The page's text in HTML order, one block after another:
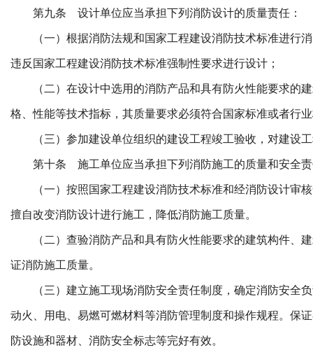
第九条 设计单位应当承担下列消防设计的质量责任：
（一）根据消防法规和国家工程建设消防技术标准进行消
违反国家工程建设消防技术标准强制性要求进行设计；
（二）在设计中选用的消防产品和具有防火性能要求的建
格、性能等技术指标，其质量要求必须符合国家标准或者行
（三）参加建设单位组织的建设工程竣工验收，对建设工
第十条 施工单位应当承担下列消防施工的质量和安全责
（一）按照国家工程建设消防技术标准和经消防设计审核
擅自改变消防设计进行施工，降低消防施工质量。
（二）查验消防产品和具有防火性能要求的建筑构件、建
证消防施工质量。
（三）建立施工现场消防安全责任制度，确定消防安全负
动火、用电、易燃可燃材料等消防管理制度和操作规程。保
防设施和器材、消防安全标志等完好有效。